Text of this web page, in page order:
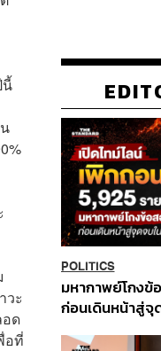
นี้
วะ
ด
อที่
POLITICS
มหากาพย์โกง
ก่อนเดินหน้าสู่จุ